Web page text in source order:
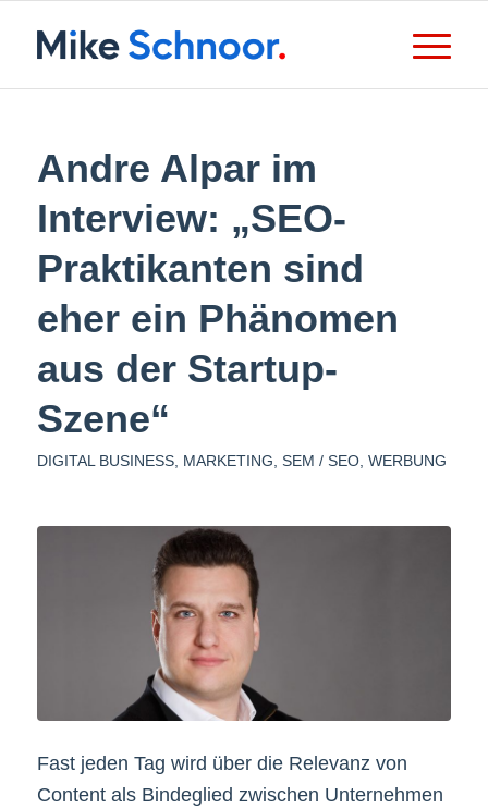
Andre Alpar im
Interview: „SEO-
Praktikanten sind
eher ein Phänomen
aus der Startup-
Szene“
DIGITAL BUSINESS, MARKETING SEM / SEO, WERBUNG
Fast jeden Tag wird über die Relevanz von
Content als Bindeglied zwischen Unternehmen